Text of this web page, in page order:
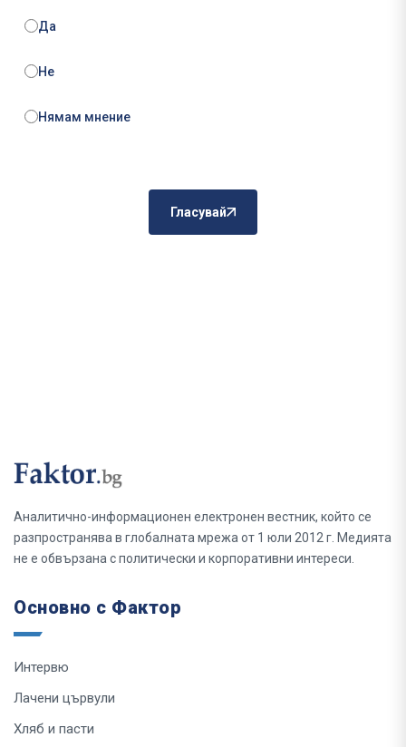
Да
Не
Нямам мнение
Гласувай
Аналитично-информационен електронен вестник, който се
разпространява в глобалната мрежа от 1 юли 2012 г. Медията
не е обвързана с политически и корпоративни интереси.
Основно с Фактор
Интервю
Лачени цървули
Хляб и пасти